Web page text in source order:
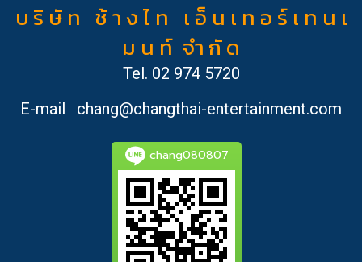
บ ริ ษั ท ช้ า ง ไ ท เ อ็ น เ ท อ ร์ เ ท น เ
ม น ท์ จำ กั ด
Tel. 02 974 5720
E-mail
chang@changthai-entertainment.com
chang080807